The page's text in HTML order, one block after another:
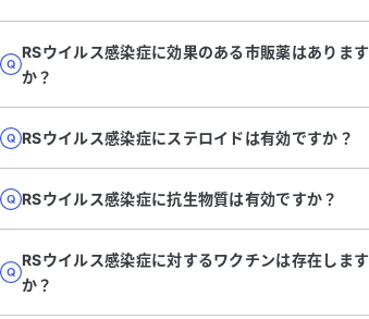
RSウイルス感染症に効果のある市販薬はあります
か？
RSウイルス感染症にステロイドは有効ですか？
RSウイルス感染症に抗生物質は有効ですか？
RSウイルス感染症に対するワクチンは存在します
か？